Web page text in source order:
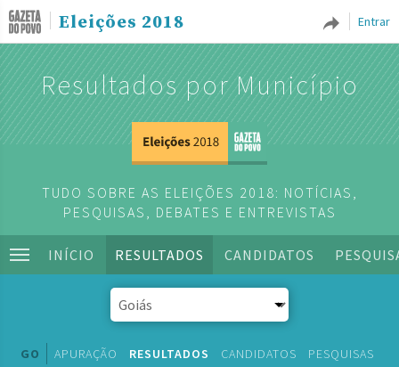
Entrar
Eleições 2018
Resultados por Município
TUDO SOBRE AS ELEIÇÕES 2018: NOTÍCIAS,
PESQUISAS, DEBATES E ENTREVISTAS
INÍCIO RESULTADOS CANDIDATOS
GO APURAÇÃO RESULTADOS CANDIDATOS PESQUISAS